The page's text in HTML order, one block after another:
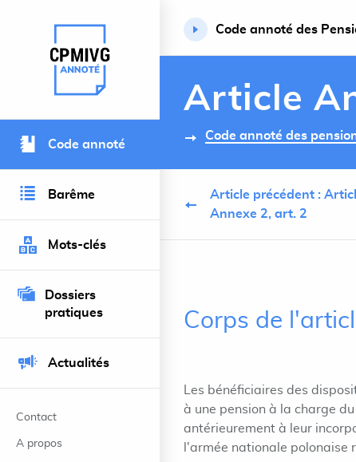
Retour à l’accueil du site
Code annoté
Barême
Mots-clés
Dossiers
pratiques
Actualités
Contact
A propos
Code annoté des
Article
Code annoté des
Article précédent :
Annexe 2, art. 2
Corps de
Les bénéficiaires des
à une pension à la charge
antérieurement à leur
l'armée nationale polonaise